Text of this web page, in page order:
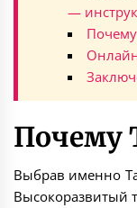
—
Почему
Выбрав именно
Высокоразвитый